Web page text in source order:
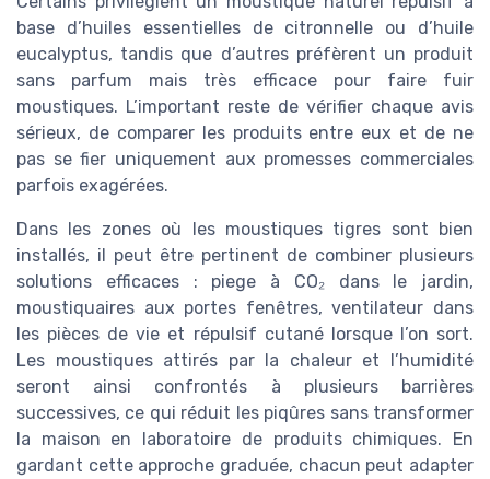
base d’huiles essentielles de citronnelle ou d’huile
eucalyptus, tandis que d’autres préfèrent un produit
sans parfum mais très efficace pour faire fuir
moustiques. L’important reste de vérifier chaque avis
sérieux, de comparer les produits entre eux et de ne
pas se fier uniquement aux promesses commerciales
parfois exagérées.
Dans les zones où les moustiques tigres sont bien
installés, il peut être pertinent de combiner plusieurs
solutions efficaces : piege à CO₂ dans le jardin,
moustiquaires aux portes fenêtres, ventilateur dans
les pièces de vie et répulsif cutané lorsque l’on sort.
Les moustiques attirés par la chaleur et l’humidité
seront ainsi confrontés à plusieurs barrières
successives, ce qui réduit les piqûres sans transformer
la maison en laboratoire de produits chimiques. En
gardant cette approche graduée, chacun peut adapter